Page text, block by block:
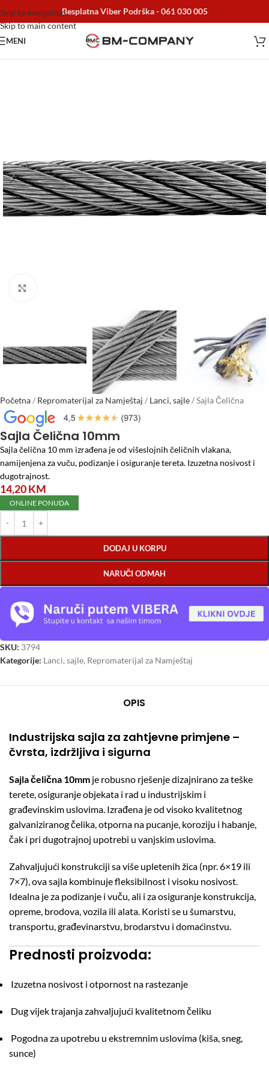
Skip to navigation
Skip to main content
Besplatna Viber Podrška -061 030 005
MENI
Početna/ Repromaterijal za Namještaj / Lanci, sajle/Sajla Čelična
10mm
Sajla Čelična 10mm
Sajla čelična 10 mm izrađena je od višeslojnih čeličnih vlakana,
namijenjena za vuču, podizanje i osiguranje tereta. Izuzetna nosivost i
dugotrajnost.
14,20KM
ONLINE PONUDA
DODAJ U KORPU
NARUČI ODMAH
SKU: 3794
Kategorije: Lanci, sajle, Repromaterijal za Namještaj
OPIS
Industrijska sajla za zahtjevne primjene –
čvrsta, izdržljiva i sigurna
Sajla čelična 10mm je robusno rješenje dizajnirano za teške
terete, osiguranje objekata i rad u industrijskim i
građevinskim uslovima. Izrađena je od visoko kvalitetnog
galvaniziranog čelika, otporna na pucanje, koroziju i habanje,
čak i pri dugotrajnoj upotrebi u vanjskim uslovima.
Zahvaljujući konstrukciji sa više upletenih žica (npr. 6×19 ili
7×7), ova sajla kombinuje fleksibilnost i visoku nosivost.
Idealna je za podizanje i vuču, ali i za osiguranje konstrukcija,
opreme, brodova, vozila ili alata. Koristi se u šumarstvu,
transportu, građevinarstvu, brodarstvu i domaćinstvu.
Prednosti proizvoda:
Izuzetna nosivost i otpornost na rastezanje
Dug vijek trajanja zahvaljujući kvalitetnom čeliku
Pogodna za upotrebu u ekstremnim uslovima (kiša, sneg,
sunce)